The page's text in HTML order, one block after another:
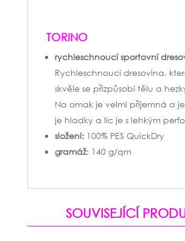
TORINO
rychleschnoucí sportovní
Rychleschnoucí dresovina,
skvěle se přizpůsobí tělu a
Na omak je velmi příjemná a
je hladky a líc je s lehkým
složení:100% PES QuickDry
gramáž: 140 g/qm
SOUVISEJÍCÍ